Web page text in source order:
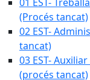
(Procés tancat)
02 EST-
tancat)
03 EST-
(procés tancat)